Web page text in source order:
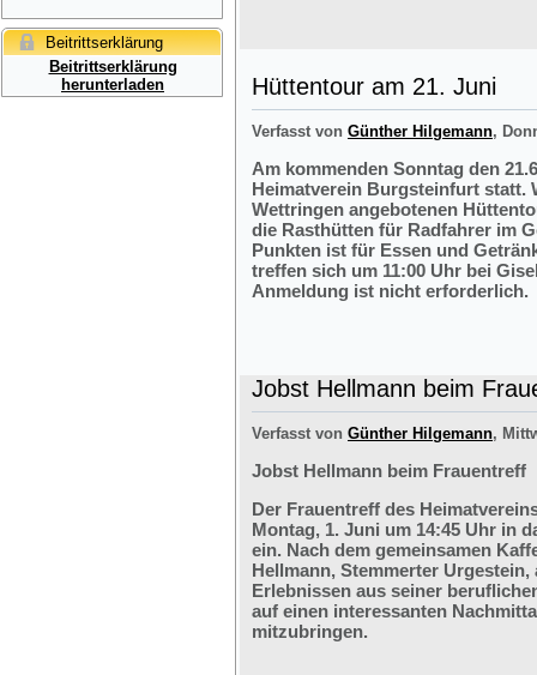
Beitrittserklärung
Beitrittserklärung
herunterladen
Hüttentour am 21. Juni
Verfasst von Günther Hilgemann,
Am kommenden Sonntag den
Heimatverein Burgsteinfurt statt.
Wettringen angebotenen
die Rasthütten für Radfahrer im
Punkten ist für Essen und
treffen sich um 11:00 Uhr bei
Anmeldung ist nicht erforderlich.
Jobst Hellmann beim
Verfasst von Günther Hilgemann,
Jobst Hellmann beim Frauentreff
Der Frauentreff des
Montag, 1. Juni um 14:45 Uhr in
ein. Nach dem gemeinsamen
Hellmann, Stemmerter
Erlebnissen aus seiner
auf einen interessanten
mitzubringen.